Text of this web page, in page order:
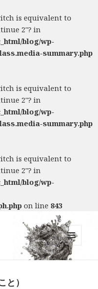
is equivalent to
2"? in
blog/wp-
summary.php
is equivalent to
2"? in
blog/wp-
summary.php
is equivalent to
2"? in
blog/wp-
on line 843
メニュ
ーとウ
と）